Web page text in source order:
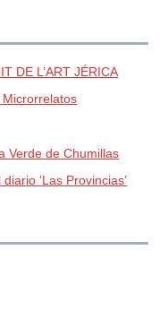
DE L’ART JÉRICA
Verde de Chumillas
‘Las Provincias’